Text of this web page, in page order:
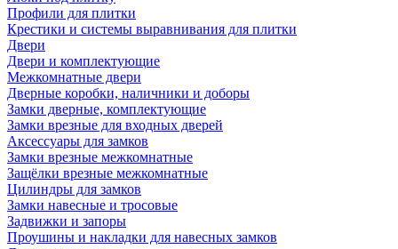
Профили для плитки
Крестики и системы выравнивания для плитки
Двери
Двери и комплектующие
Межкомнатные двери
Дверные коробки, наличники и доборы
Замки дверные, комплектующие
Замки врезные для входных дверей
Аксессуары для замков
Замки врезные межкомнатные
Защёлки врезные межкомнатные
Цилиндры для замков
Замки навесные и тросовые
Задвижки и запоры
Проушины и накладки для навесных замков